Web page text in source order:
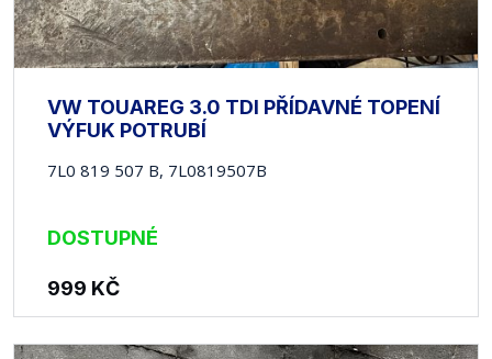
VW TOUAREG 3.0 TDI PŘÍDAVNÉ TOPENÍ
VÝFUK POTRUBÍ
7L0 819 507 B, 7L0819507B
DOSTUPNÉ
999 KČ